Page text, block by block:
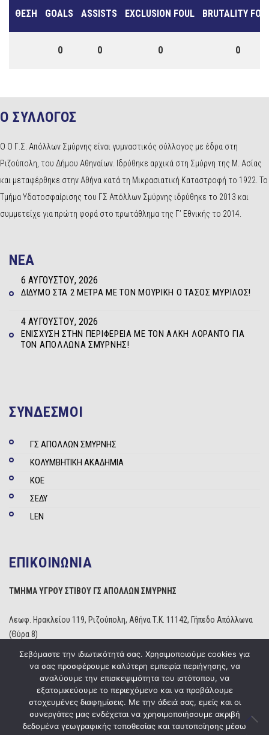
ΘΈΣΗ GOALS ASSISTS EXCLUSION FOUL BRUTALITY
0 0 0 0
Ο ΣΥΛΛΟΓΟΣ
Ο Ο Γ.Σ. Απόλλων Σμύρνης είναι γυμναστικός σύλλογος με έδρα στη
Ριζούπολη, του Δήμου Αθηναίων. Ιδρύθηκε αρχικά στη Σμύρνη της Μ. Ασίας
και μεταφέρθηκε στην Αθήνα κατά τη Μικρασιατική Καταστροφή το 1922. Το
Τμήμα Υδατοσφαίρισης του ΓΣ Απόλλων Σμύρνης ιδρύθηκε το 2013 και
συμμετείχε για πρώτη φορά στο πρωτάθλημα της Γ’ Εθνικής το 2014.
NEA
ΔΊΔΥΜΟ ΣΤΑ 2 ΜΈΤΡΑ ΜΕ ΤΟΝ ΜΟΥΡΊΚΗ Ο ΤΆΣΟΣ ΜΥΡΊΛΟΣ!
6 ΑΥΓΟΎΣΤΟΥ, 2026
ΕΝΊΣΧΥΣΗ ΣΤΗΝ ΠΕΡΙΦΈΡΕΙΑ ΜΕ ΤΟΝ ΆΛΚΗ ΛΟΡΆΝΤΟ ΓΙΑ
ΤΟΝ ΑΠΌΛΛΩΝΑ ΣΜΎΡΝΗΣ!
4 ΑΥΓΟΎΣΤΟΥ, 2026
ΣΥΝΔΕΣΜΟΙ
ΓΣ ΑΠΟΛΛΩΝ ΣΜΥΡΝΗΣ
ΚΟΛΥΜΒΗΤΙΚΗ ΑΚΑΔΗΜΙΑ
ΚΟΕ
ΣΕΔΥ
LEN
ΕΠΙΚΟΙΝΩΝΙΑ
ΤΜΗΜΑ ΥΓΡΟΥ ΣΤΙΒΟΥ ΓΣ ΑΠΟΛΛΩΝ ΣΜΥΡΝΗΣ
Λεωφ. Ηρακλείου 119, Ριζούπολη, Αθήνα Τ.Κ. 11142, Γήπεδο Απόλλωνα
(Θύρα 8)
Email:info@apollonwaterpolo.gr
www.apollonwaterpolo.gr
Σεβόμαστε την ιδιωτικότητά σας. Χρησιμοποιούμε cookies για
να σας προσφέρουμε καλύτερη εμπειρία περιήγησης, να
αναλύουμε την επισκεψιμότητα του ιστότοπου, να
εξατομικεύουμε το περιεχόμενο και να προβάλουμε
στοχευμένες διαφημίσεις. Με την άδειά σας, εμείς και οι
συνεργάτες μας ενδέχεται να χρησιμοποιήσουμε ακριβή
δεδομένα γεωγραφικής τοποθεσίας και ταυτοποίησης μέσω